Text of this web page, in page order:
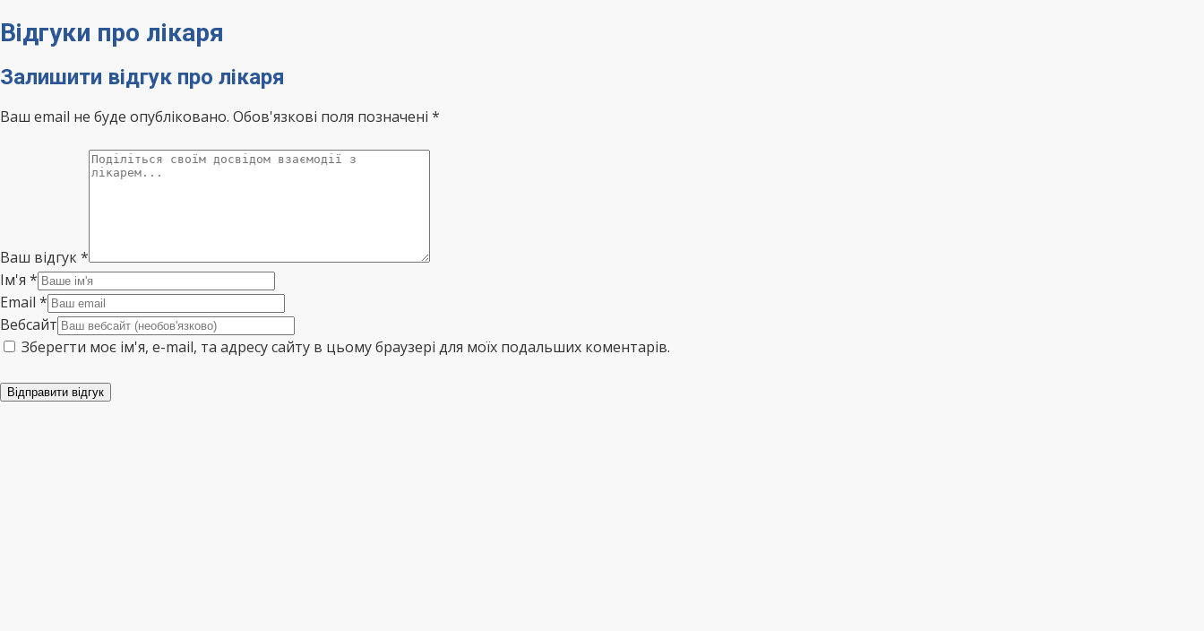
Відгуки про лікаря
Залишити відгук про лікаря
Ваш email не буде опубліковано. Обов'язкові поля позначені *
Ваш відгук*
Ім'я *
Email *
Вебсайт
Зберегти моє ім'я, e-mail, та адресу сайту в цьому браузері для моїх подальших коментарів.
Відправити відгук